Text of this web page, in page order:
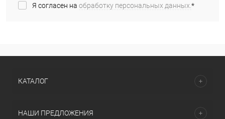
Я согласен на обработку персональных данных.*
КАТАЛОГ
НАШИ ПРЕДЛОЖЕНИЯ